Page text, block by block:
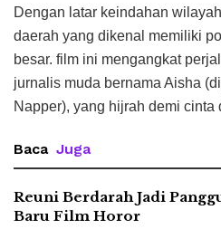
Dengan latar keindahan
daerah yang dikenal memiliki
besar. film ini mengangkat
jurnalis muda bernama Aisha
Napper), yang hijrah demi cinta
Baca Juga
Reuni Berdarah Jadi
Baru Film Horor